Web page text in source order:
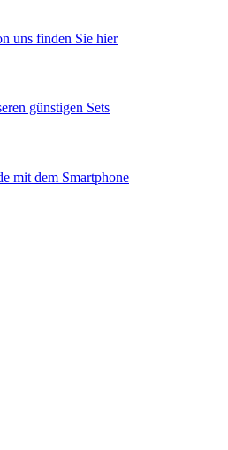
uns finden Sie hier
günstigen Sets
mit dem Smartphone